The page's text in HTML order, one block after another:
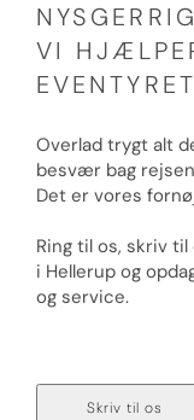
VI
EVENTYRET
Overlad trygt alt
besvær bag
Det er vores
Ring til os, skriv
i Hellerup og
og service.
Skriv til os